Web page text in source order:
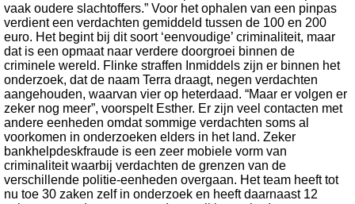
vaak oudere slachtoffers.” Voor het ophalen van een pinpas
verdient een verdachten gemiddeld tussen de 100 en 200
euro. Het begint bij dit soort ‘eenvoudige’ criminaliteit, maar
dat is een opmaat naar verdere doorgroei binnen de
criminele wereld. Flinke straffen Inmiddels zijn er binnen het
onderzoek, dat de naam Terra draagt, negen verdachten
aangehouden, waarvan vier op heterdaad. “Maar er volgen er
zeker nog meer”, voorspelt Esther. Er zijn veel contacten met
andere eenheden omdat sommige verdachten soms al
voorkomen in onderzoeken elders in het land. Zeker
bankhelpdeskfraude is een zeer mobiele vorm van
criminaliteit waarbij verdachten de grenzen van de
verschillende politie-eenheden overgaan. Het team heeft tot
nu toe 30 zaken zelf in onderzoek en heeft daarnaast 12